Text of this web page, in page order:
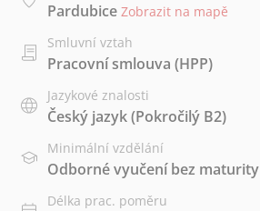
Pardubice Zobrazit na mapě
Smluvní vztah
Pracovní smlouva (HPP)
Jazykové znalosti
Český jazyk(Pokročilý B2)
Minimální vzdělání
Odborné vyučení bez maturity
Délka prac. poměru